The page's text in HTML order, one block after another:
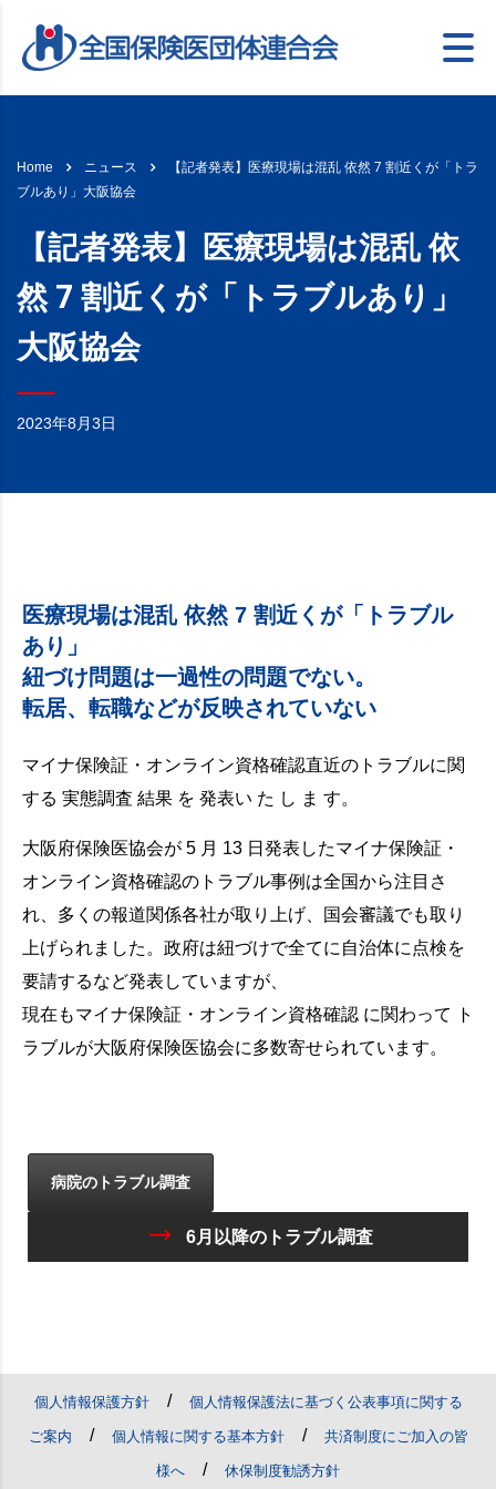
Home ニュース
【記者発表】医療現場は混乱 依然 7 割近くが「トラ
ブルあり」大阪協会
【記者発表】医療現場は混乱 依
然 7 割近くが「トラブルあり」
大阪協会
2023年8月3日
医療現場は混乱 依然 7 割近くが「トラブル
あり」
紐づけ問題は一過性の問題でない。
転居、転職などが反映されていない
マイナ保険証・オンライン資格確認直近のトラブルに関
する 実態調査 結果 を 発表い た し ま す。
大阪府保険医協会が 5 月 13 日発表したマイナ保険証・
オンライン資格確認のトラブル事例は全国から注目さ
れ、多くの報道関係各社が取り上げ、国会審議でも取り
上げられました。政府は紐づけで全てに自治体に点検を
要請するなど発表していますが、
現在もマイナ保険証・オンライン資格確認 に関わって ト
ラブルが大阪府保険医協会に多数寄せられています。
病院のトラブル調査
6月以降のトラブル調査
個人情報保護方針/ 個人情報保護法に基づく公表事項に関する
ご案内 / 個人情報に関する基本方針/ 共済制度にご加入の皆
様へ / 休保制度勧誘方針